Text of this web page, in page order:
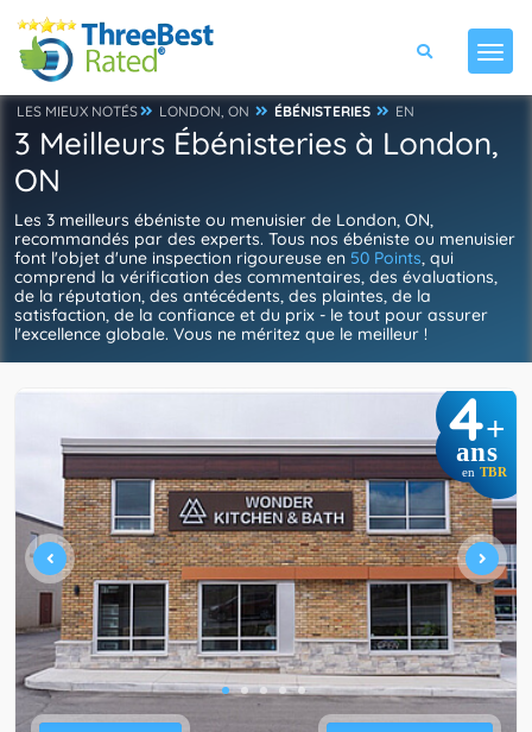
LES MIEUX NOTÉS LONDON, ON ÉBÉNISTERIES EN
3 Meilleurs Ébénisteries à London,
ON
Les 3 meilleurs ébéniste ou menuisier de London, ON,
recommandés par des experts. Tous nos ébéniste ou menuisier
font l'objet d'une inspection rigoureuse en 50 Points, qui
comprend la vérification des commentaires, des évaluations,
de la réputation, des antécédents, des plaintes, de la
satisfaction, de la confiance et du prix - le tout pour assurer
l'excellence globale. Vous ne méritez que le meilleur !
4+
ans
en TBR